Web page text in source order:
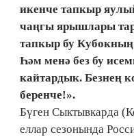
икенче тапкыр
чаңгы ярышлары
тапкыр бу Кубокның
Һәм менә без бу
кайтардык. Безнең
беренче!».
Бүген Сыктывкарда
еллар сезонында